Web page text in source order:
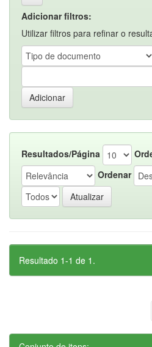
Adicionar filtros:
Utilizar filtros para refinar o
Resultados/Página
Ordenar
Resultado 1-1 de 1.